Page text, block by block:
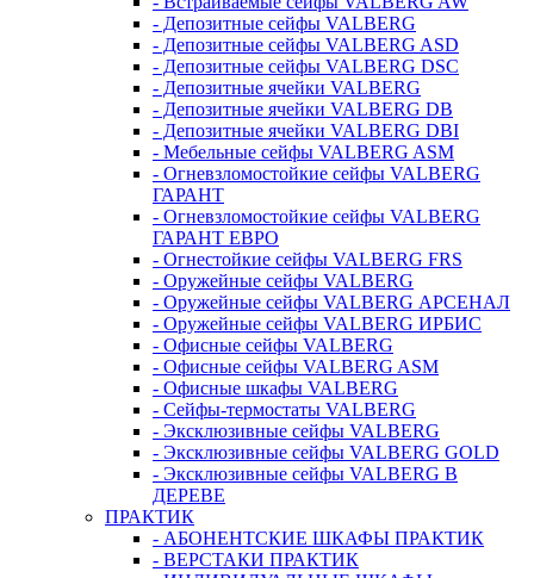
- Депозитные сейфы VALBERG
- Депозитные сейфы VALBERG ASD
- Депозитные сейфы VALBERG DSC
- Депозитные ячейки VALBERG
- Депозитные ячейки VALBERG DB
- Депозитные ячейки VALBERG DBI
- Мебельные сейфы VALBERG ASM
- Огневзломостойкие сейфы VALBERG
ГАРАНТ
- Огневзломостойкие сейфы VALBERG
ГАРАНТ ЕВРО
- Огнестойкие сейфы VALBERG FRS
- Оружейные сейфы VALBERG
- Оружейные сейфы VALBERG АРСЕНАЛ
- Оружейные сейфы VALBERG ИРБИС
- Офисные сейфы VALBERG
- Офисные сейфы VALBERG ASM
- Офисные шкафы VALBERG
- Сейфы-термостаты VALBERG
- Эксклюзивные сейфы VALBERG
- Эксклюзивные сейфы VALBERG GOLD
- Эксклюзивные сейфы VALBERG В
ДЕРЕВЕ
ПРАКТИК
- АБОНЕНТСКИЕ ШКАФЫ ПРАКТИК
- ВЕРСТАКИ ПРАКТИК